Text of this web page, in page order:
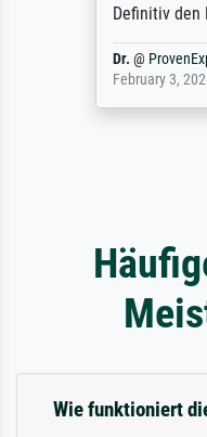
Definitiv den
@ProvenExpert
February 3, 2026
Wie funktioniert